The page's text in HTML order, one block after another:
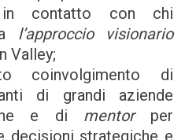
in contatto con chi
l’approccio visionario
Valley;
coinvolgimento di
di grandi aziende
e di mentorper
decisioni strategiche e